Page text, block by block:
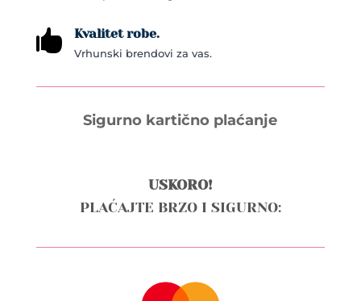
 Kvalitet robe.
Vrhunski brendovi za vas.
Sigurno kartično plaćanje
USKORO!
PLAĆAJTE BRZO I SIGURNO: